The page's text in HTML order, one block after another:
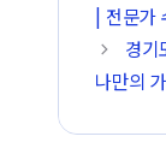
| 전문가
경기
나만의